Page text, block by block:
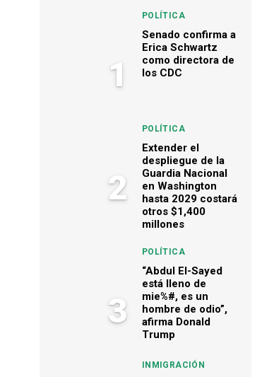
1
POLÍTICA
Senado confirma a
Erica Schwartz
como directora de
los CDC
2
POLÍTICA
Extender el
despliegue de la
Guardia Nacional
en Washington
hasta 2029 costará
otros $1,400
millones
3
POLÍTICA
“Abdul El-Sayed
está lleno de
mie%#, es un
hombre de odio”,
afirma Donald
Trump
INMIGRACIÓN